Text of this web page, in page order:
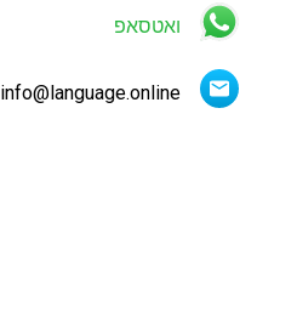
ואטסאפ
info@language.online